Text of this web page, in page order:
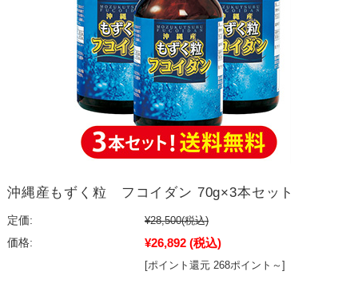
沖縄産もずく粒 フコイダン 70g×3本セット
定価: ¥28,500(税込)
価格:
¥26,892 (税込)
[ポイント還元 268ポイント～]